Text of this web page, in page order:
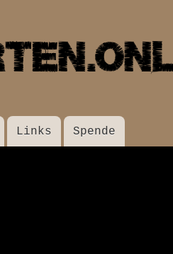
Links Spende